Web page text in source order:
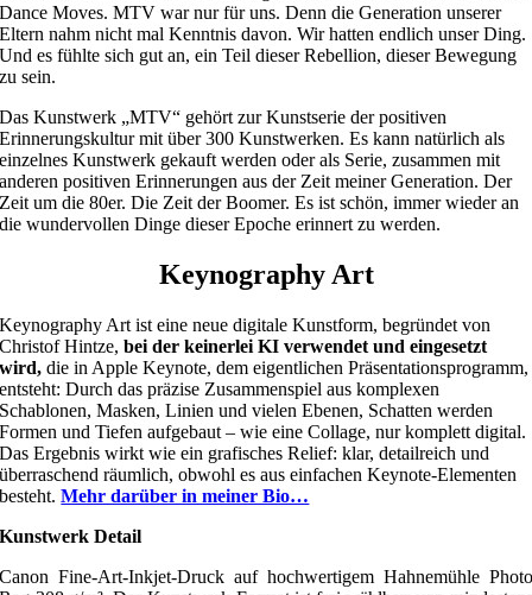
Dance Moves. MTV war nur für uns. Denn die Generation unserer
Eltern nahm nicht mal Kenntnis davon. Wir hatten endlich unser Ding.
Und es fühlte sich gut an, ein Teil dieser Rebellion, dieser Bewegung
zu sein.
Das Kunstwerk „MTV“ gehört zur Kunstserie der positiven
Erinnerungskultur mit über 300 Kunstwerken. Es kann natürlich als
einzelnes Kunstwerk gekauft werden oder als Serie, zusammen mit
anderen positiven Erinnerungen aus der Zeit meiner Generation. Der
Zeit um die 80er. Die Zeit der Boomer. Es ist schön, immer wieder an
die wundervollen Dinge dieser Epoche erinnert zu werden.
Keynography Art
Keynography Art ist eine neue digitale Kunstform, begründet von
Christof Hintze,bei der keinerlei KI verwendet und eingesetzt
wird, die in Apple Keynote, dem eigentlichen Präsentationsprogramm,
entsteht: Durch das präzise Zusammenspiel aus komplexen
Schablonen, Masken, Linien und vielen Ebenen, Schatten werden
Formen und Tiefen aufgebaut – wie eine Collage, nur komplett digital.
Das Ergebnis wirkt wie ein grafisches Relief: klar, detailreich und
überraschend räumlich, obwohl es aus einfachen Keynote-Elementen
besteht.Mehr darüber in meiner Bio…
Kunstwerk Detail
Canon Fine-Art-Inkjet-Druck auf hochwertigem Hahnemühle Photo